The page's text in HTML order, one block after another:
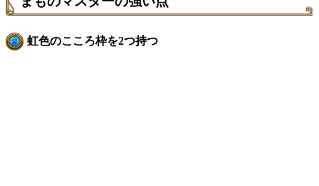
虹色のこころ枠を2つ持つ